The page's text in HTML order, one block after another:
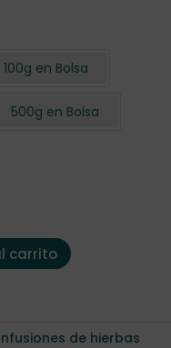
100g en Bolsa
500g en Bolsa
carrito
de hierbas